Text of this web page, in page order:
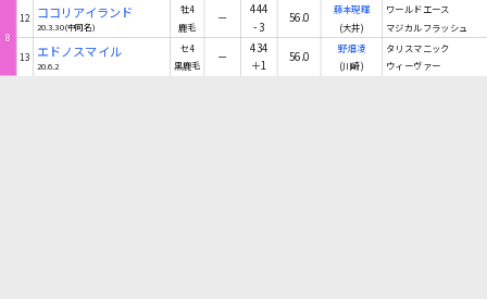
8
12 ココリアイランド
20.3.30(中同名)
牡4
鹿毛
－
444
-3
56.0
藤本現暉
(大井)
ワールドエース
マジカルフラッシュ
13 エドノスマイル
20.6.2
セ4
黒鹿毛
－
434
＋1
56.0
野畑凌
(川崎)
タリスマニック
ウィーヴァー